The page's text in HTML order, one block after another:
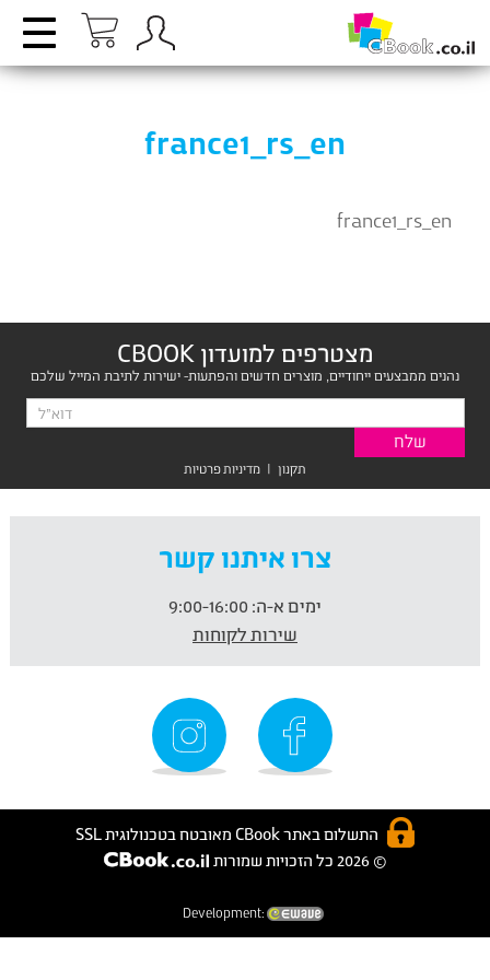
france1_rs_en
france1_rs_en
מצטרפים למועדון CBOOK
נהנים ממבצעים ייחודיים, מוצרים חדשים והפתעות- ישירות לתיבת המייל שלכם
תקנון | מדיניות פרטיות
צרו איתנו קשר
ימים א-ה:
שירות לקוחות
התשלום באתר CBook מאובטח בטכנולוגית SSL
© 2026 כל הזכויות שמורות
Development: